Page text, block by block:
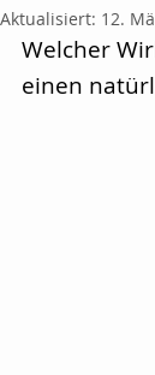
Aktualisiert: 12.
Welcher
einen